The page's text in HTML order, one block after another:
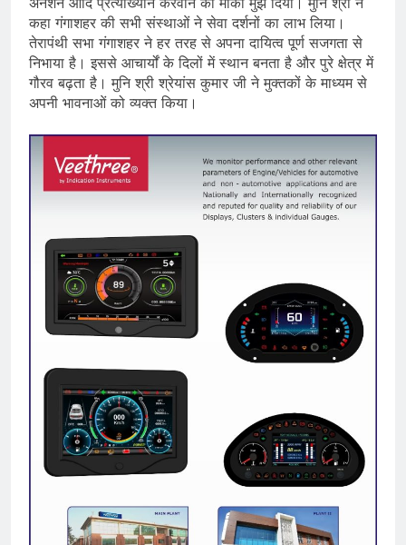
कहा गंगाशहर की सभी संस्थाओं ने सेवा दर्शनों का लाभ लिया।
तेरापंथी सभा गंगाशहर ने हर तरह से अपना दायित्व पूर्ण सजगता से
निभाया है। इससे आचार्यों के दिलों में स्थान बनता है और पुरे क्षेत्र में
गौरव बढ़ता है। मुनि श्री श्रेयांस कुमार जी ने मुक्तकों के माध्यम से
अपनी भावनाओं को व्यक्त किया।